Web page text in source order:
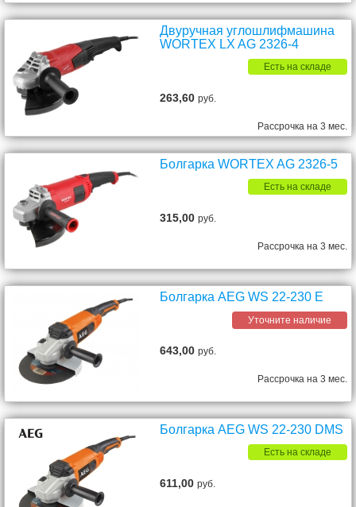
Двуручная углошлифмашина
WORTEX LX AG 2326-4
Есть на складе
263,60руб.
Рассрочка на 3 мес.
Болгарка WORTEX AG 2326-5
Есть на складе
315,00руб.
Рассрочка на 3 мес.
Болгарка AEG WS 22-230 E
Уточните наличие
643,00руб.
Рассрочка на 3 мес.
Болгарка AEG WS 22-230 DMS
Есть на складе
611,00руб.